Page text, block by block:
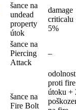
šance na
undead
property
útok
damage
criticalu
5%
šance na
Piercing
Attack
–
šance na
Fire Bolt
odolnost
proti fire
útoku +